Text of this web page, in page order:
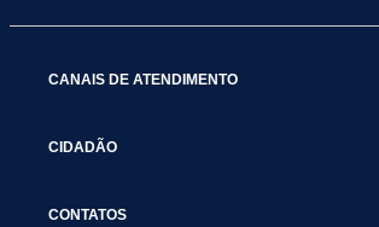
CANAIS DE ATENDIMENTO
CIDADÃO
CONTATOS